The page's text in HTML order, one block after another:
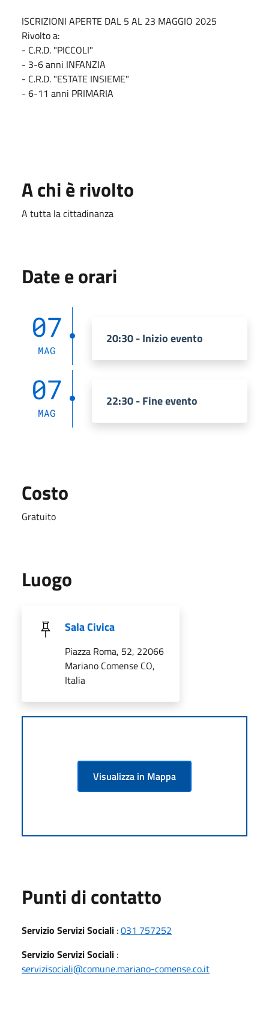
ISCRIZIONI APERTE DAL 5 AL 23 MAGGIO 2025
Rivolto a:
- C.R.D. "PICCOLI"
- 3-6 anni INFANZIA
- C.R.D. "ESTATE INSIEME"
- 6-11 anni PRIMARIA
A chi è rivolto
A tutta la cittadinanza
Date e orari
07
MAG
20:30 - Inizio evento
07
MAG
22:30 - Fine evento
Costo
Gratuito
Luogo
Sala Civica
Piazza Roma, 52, 22066
Mariano Comense CO,
Italia
Visualizza in Mappa
Punti di contatto
Servizio Servizi Sociali :031 757252
Servizio Servizi Sociali :
servizisociali@comune.mariano-comense.co.it